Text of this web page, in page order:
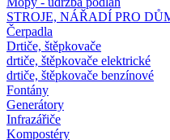
STROJE, NÁŘADÍ PRO
Čerpadla
Drtiče, štěpkovače
drtiče, štěpkovače elektrické
drtiče, štěpkovače benzínové
Fontány
Generátory
Infrazářiče
Kompostéry